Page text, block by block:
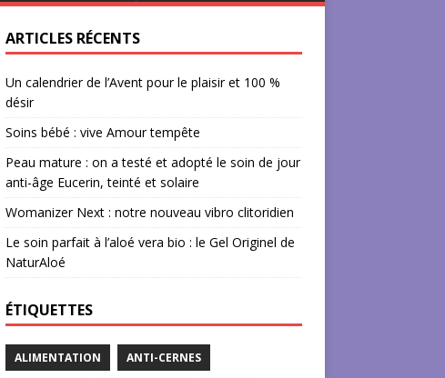
ARTICLES RÉCENTS
Un calendrier de l’Avent pour le plaisir et 100 %
désir
Soins bébé : vive Amour tempête
Peau mature : on a testé et adopté le soin de jour
anti-âge Eucerin, teinté et solaire
Womanizer Next : notre nouveau vibro clitoridien
Le soin parfait à l’aloé vera bio : le Gel Originel de
NaturAloé
ÉTIQUETTES
ALIMENTATION ANTI-CERNES